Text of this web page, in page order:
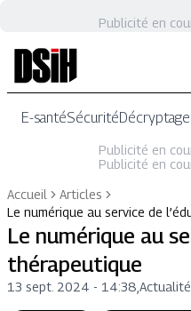
Publicité en
E-santéSécuritéDécryptage
Publicité en
Publicité en
Accueil
Articles
Le numérique au service de
Le numérique au
thérapeutique
13 sept. 2024 - 14:38 Actualité